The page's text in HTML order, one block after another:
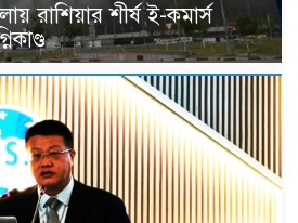
রাশিয়ার শীর্ষ ই-কমার্স